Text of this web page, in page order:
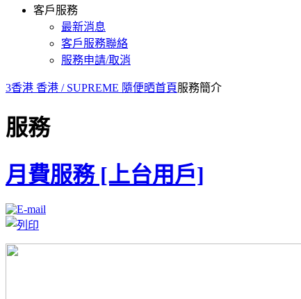
客戶服務
最新消息
客戶服務聯絡
服務申請/取消
3香港 香港 / SUPREME 隨便晒首頁服務簡介
服務
月費服務 [上台用戶]